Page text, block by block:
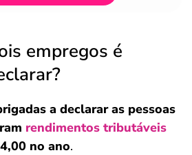
empregos é
a declarar as pessoas
rendimentos tributáveis
no ano.